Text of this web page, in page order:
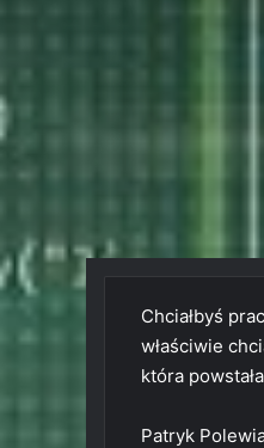
Chciałbyś
właściwie
która
Patryk